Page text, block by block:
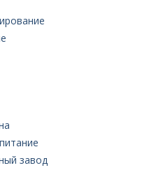
завод